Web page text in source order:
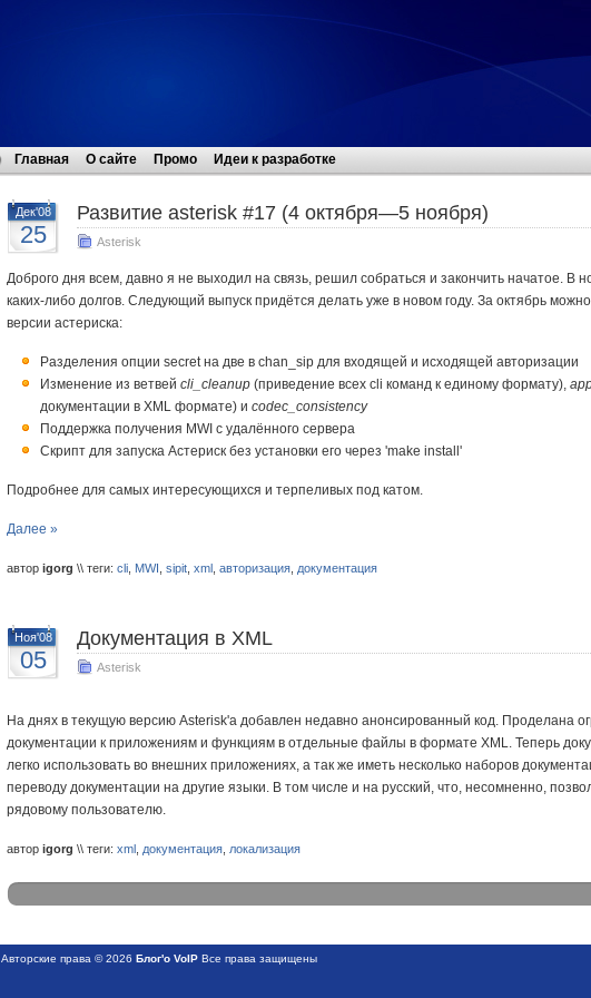
Главная О сайте Промо Идеи к разработке
Дек'08
25
Развитие asterisk #17 (4 октября—5 ноября)
Asterisk
Доброго дня всем, давно я не выходил на связь, решил собраться и закончить начатое. В
каких-либо долгов. Следующий выпуск придётся делать уже в новом году. За октябрь
версии астериска:
Разделения опции secret на две в chan_sip для входящей и исходящей авторизации
Изменение из ветвей cli_cleanup (приведение всех cli команд к единому формату),
документации в XML формате) и codec_consistency
Поддержка получения MWI с удалённого сервера
Скрипт для запуска Астериск без установки его через 'make install'
Подробнее для самых интересующихся и терпеливых под катом.
Далее »
автор igorg \\ теги: cli MWI sipit xml авторизация документация
Ноя'08
05
Документация в XML
Asterisk
На днях в текущую версию Asterisk'а добавлен недавно анонсированный код. Проделана
документации к приложениям и функциям в отдельные файлы в формате XML. Теперь
легко использовать во внешних приложениях, а так же иметь несколько наборов
переводу документации на другие языки. В том числе и на русский, что, несомненно,
рядовому пользователю.
автор igorg \\ теги: xml документация локализация
Авторские права © 2026 Блог'о VoIP Все права защищены